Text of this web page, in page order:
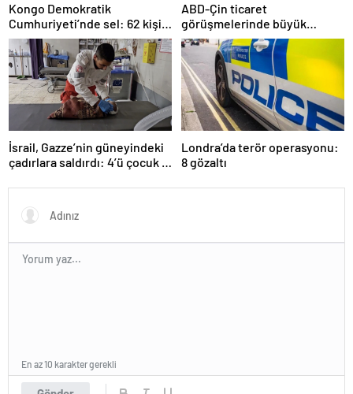
Kongo Demokratik
Cumhuriyeti’nde sel: 62 kişi
hayatını kaybetti
ABD-Çin ticaret
görüşmelerinde büyük
ilerleme
İsrail, Gazze’nin güneyindeki
çadırlara saldırdı: 4’ü çocuk 8
Londra’da terör operasyonu:
8 gözaltı
En az 10 karakter gerekli